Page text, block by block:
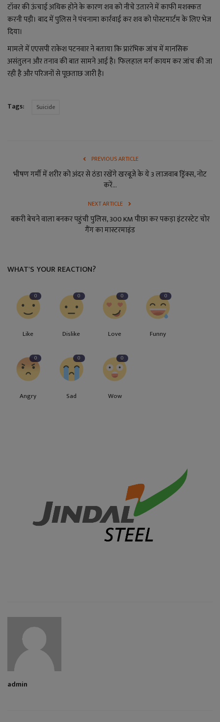
टॉवर की ऊंचाई अधिक होने के कारण शव को नीचे उतारने में काफी मशक्कत
करनी पड़ी। बाद में पुलिस ने पंचनामा कार्रवाई कर शव को पोस्टमार्टम के लिए भेज
दिया।
मामले में एएसपी राकेश पटनवार ने बताया कि प्रारंभिक जांच में मानसिक
असंतुलन और तनाव की बात सामने आई है। फिलहाल मर्ग कायम कर जांच की जा
रही है और परिजनों से पूछताछ जारी है।
Tags: Suicide
PREVIOUS ARTICLE
भीषण गर्मी में शरीर को अंदर से ठंडा रखेंगे खरबूजे के ये 3 लाजवाब ड्रिंक्स, नोट
करें...
NEXT ARTICLE
बकरी बेचने वाला बनकर पहुंची पुलिस, 300 KM पीछा कर पकड़ा इंटरस्टेट चोर
गैंग का मास्टरमाइंड
WHAT'S YOUR REACTION?
0
Like
0
Dislike
0
Love
0
Funny
0
Angry
0
Sad
0
Wow
admin